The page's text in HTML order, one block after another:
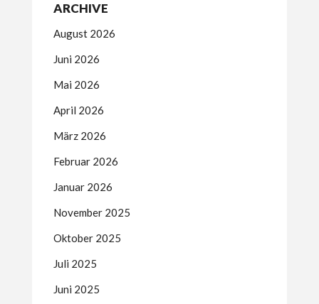
ARCHIVE
August 2026
Juni 2026
Mai 2026
April 2026
März 2026
Februar 2026
Januar 2026
November 2025
Oktober 2025
Juli 2025
Juni 2025